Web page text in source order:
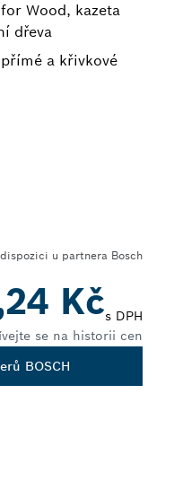
Wood, kazeta
dřeva
a křivkové
u partnera Bosch
Kčs DPH
se na historii cen
BOSCH